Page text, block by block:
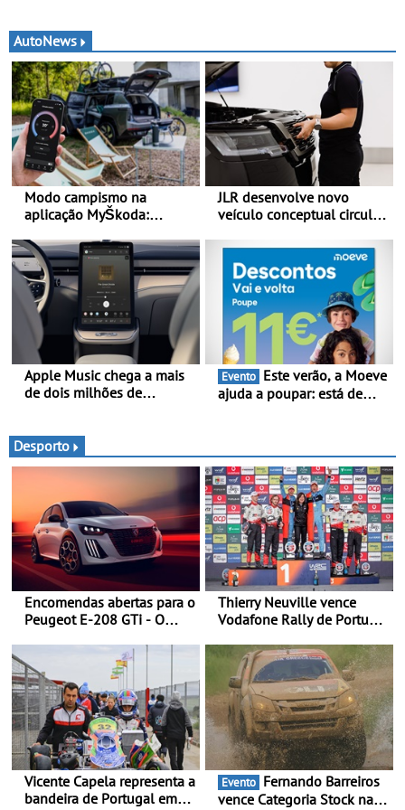
AutoNews
Modo campismo na
aplicação MyŠkoda:
veículos elétricos
JLR desenvolve novo
veículo conceptual circular
carbono - O projeto é
designado como
Cornerstone
Apple Music chega a mais
de dois milhões de
Evento
ajuda a poupar: está de
Desporto
Encomendas abertas para o
Peugeot E-208 GTi - O
com as melhores
performances da categoria
Thierry Neuville vence
Vodafone Rally de Portugal
especial tira triunfo a Ogier
Vicente Capela representa a
bandeira de Portugal em
Evento
vence Categoria Stock na